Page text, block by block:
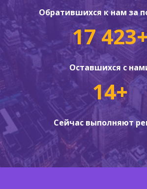
Обратившихся к нам за
17 423+
Оставшихся с
14+
Сейчас выполняют